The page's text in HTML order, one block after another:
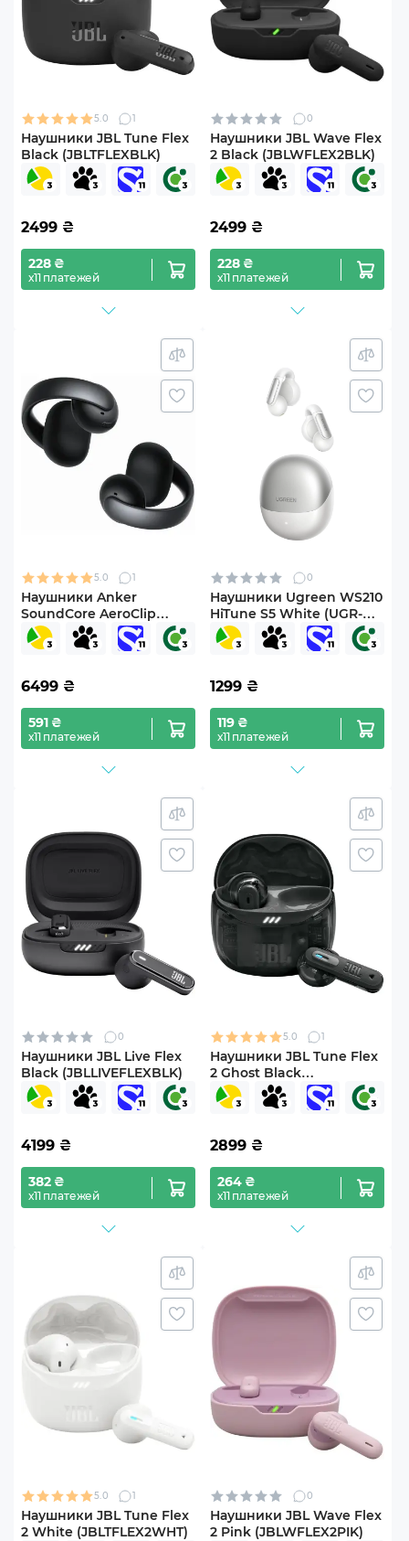
5.0 1
Наушники JBL Tune Flex
Black (JBLTFLEXBLK)
2499 ₴
228 ₴
х11 платежей
0
Наушники JBL Wave Flex
2 Black (JBLWFLEX2BLK)
2499 ₴
228 ₴
х11 платежей
5.0 1
Наушники Anker
SoundСore AeroClip
Black (A3388G11)
6499 ₴
591 ₴
х11 платежей
0
Наушники Ugreen WS210
HiTune S5 White (UGR-
45761)
1299 ₴
119 ₴
х11 платежей
0
Наушники JBL Live Flex
Black (JBLLIVEFLEXBLK)
4199 ₴
382 ₴
х11 платежей
5.0 1
Наушники JBL Tune Flex
2 Ghost Black
(JBLTFLEX2GBLK)
2899 ₴
264 ₴
х11 платежей
5.0 1
Наушники JBL Tune Flex
2 White (JBLTFLEX2WHT)
0
Наушники JBL Wave Flex
2 Pink (JBLWFLEX2PIK)